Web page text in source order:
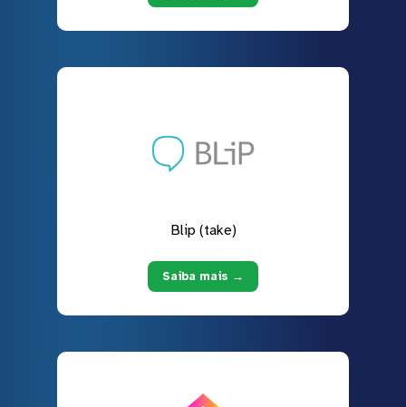
Blip (take)
Saiba mais →